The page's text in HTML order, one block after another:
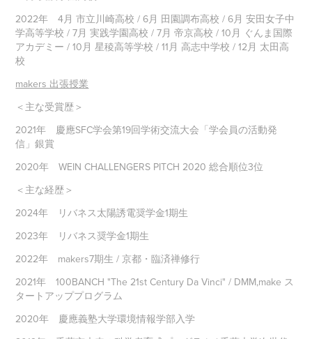
2022年 4月 市立川崎高校 / 6月 田園調布高校 / 6月 安田女子中
学高等学校 / 7月 実践学園高校 / 7月 帝京高校 / 10月 ぐんま国際
アカデミー / 10月 星稜高等学校 / 11月 高志中学校 / 12月 太田高
校
makers 出張授業
＜主な受賞歴＞
2021年 慶應SFC学会第19回学術交流大会「学会員の活動発
信」銀賞
2020年 WEIN CHALLENGERS PITCH 2020 総合順位3位
＜主な経歴＞
2024年 リバネス太陽誘電奨学金1期生
2023年 リバネス奨学金1期生
2022年 makers7期生 / 京都・臨済禅修行
2021年 100BANCH "The 21st Century Da Vinci" / DMM,make ス
タートアッププログラム
2020年 慶應義塾大学環境情報学部入学